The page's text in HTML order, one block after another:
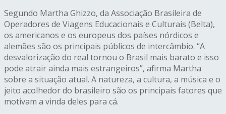
Segundo Martha Ghizzo, da Associação Brasileira de
Operadores de Viagens Educacionais e Culturais (Belta),
os americanos e os europeus dos países nórdicos e
alemães são os principais públicos de intercâmbio. “A
desvalorização do real tornou o Brasil mais barato e isso
pode atrair ainda mais estrangeiros”, afirma Martha
sobre a situação atual. A natureza, a cultura, a música e o
jeito acolhedor do brasileiro são os principais fatores que
motivam a vinda deles para cá.